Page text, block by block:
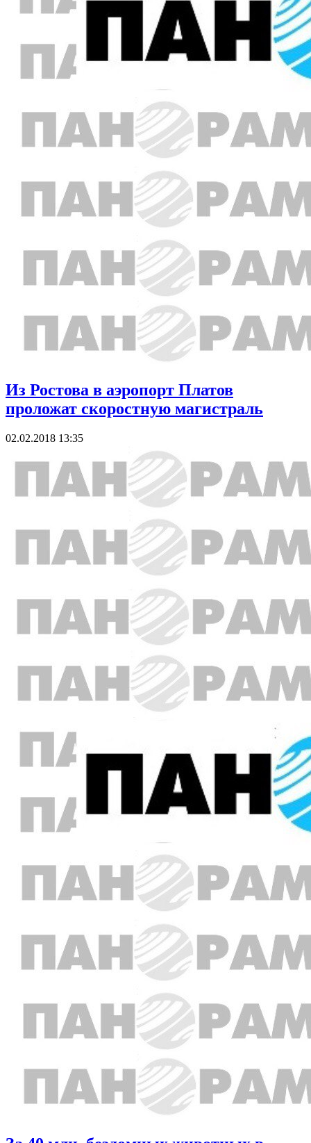
Из Ростова в аэропорт Платов
проложат скоростную магистраль
02.02.2018 13:35